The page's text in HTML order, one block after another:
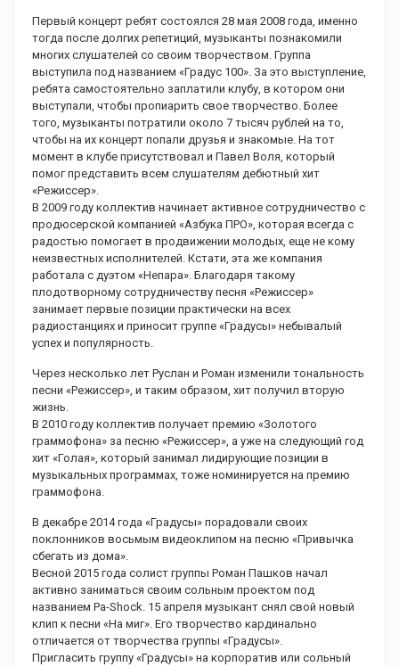
Первый концерт ребят состоялся 28 мая 2008 года, именно
тогда после долгих репетиций, музыканты познакомили
многих слушателей со своим творчеством. Группа
выступила под названием «Градус 100». За это выступление,
ребята самостоятельно заплатили клубу, в котором они
выступали, чтобы пропиарить свое творчество. Более
того, музыканты потратили около 7 тысяч рублей на то,
чтобы на их концерт попали друзья и знакомые. На тот
момент в клубе присутствовал и Павел Воля, который
помог представить всем слушателям дебютный хит
«Режиссер».
В 2009 году коллектив начинает активное сотрудничество с
продюсерской компанией «Азбука ПРО», которая всегда с
радостью помогает в продвижении молодых, еще не кому
неизвестных исполнителей. Кстати, эта же компания
работала с дуэтом «Непара». Благодаря такому
плодотворному сотрудничеству песня «Режиссер»
занимает первые позиции практически на всех
радиостанциях и приносит группе «Градусы» небывалый
успех и популярность.
Через несколько лет Руслан и Роман изменили тональность
песни «Режиссер», и таким образом, хит получил вторую
жизнь.
В 2010 году коллектив получает премию «Золотого
граммофона» за песню «Режиссер», а уже на следующий год
хит «Голая», который занимал лидирующие позиции в
музыкальных программах, тоже номинируется на премию
граммофона.
В декабре 2014 года «Градусы» порадовали своих
поклонников восьмым видеоклипом на песню «Привычка
сбегать из дома».
Весной 2015 года солист группы Роман Пашков начал
активно заниматься своим сольным проектом под
названием Pa-Shock. 15 апреля музыкант снял свой новый
клип к песни «На миг». Его творчество кардинально
отличается от творчества группы «Градусы».
Пригласить группу «Градусы» на корпоратив или сольный